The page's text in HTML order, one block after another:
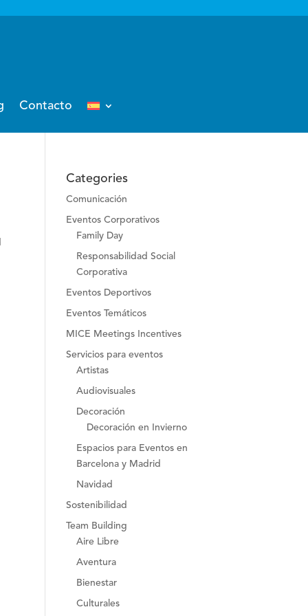
Contacto
Categories
Comunicación
Eventos Corporativos
Family Day
Responsabilidad Social
Corporativa
Eventos Deportivos
Eventos Temáticos
MICE Meetings Incentives
Servicios para eventos
Artistas
Audiovisuales
Decoración
Decoración en Invierno
Espacios para Eventos en
Barcelona y Madrid
Navidad
Sostenibilidad
Team Building
Aire Libre
Aventura
Bienestar
Culturales